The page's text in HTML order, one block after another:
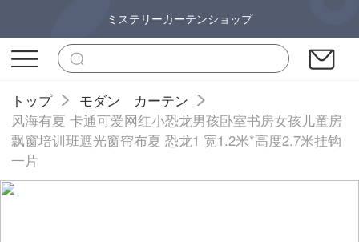
ミステリーカーテンショップ
トップ
モダン カーテン
风海有夏 卡通可爱网红小恐龙男孩卧室书房女孩儿童房
飘窗培训班遮光窗帘布夏 恐龙1 宽1.2米*高度2.7米挂钩
一片